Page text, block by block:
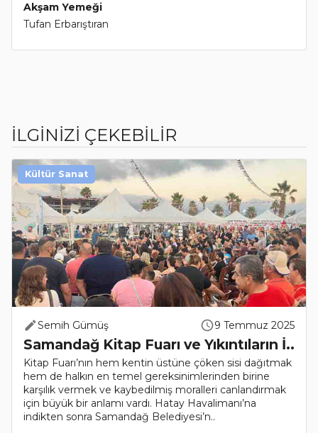
Akşam Yemeği
Tufan Erbarıştıran
İLGİNİZİ ÇEKEBİLİR
Semih Gümüş 9 Temmuz 2025
Samandağ Kitap Fuarı ve Yıkıntıların İ..
Kitap Fuarı’nın hem kentin üstüne çöken sisi dağıtmak
hem de halkın en temel gereksinimlerinden birine
karşılık vermek ve kaybedilmiş moralleri canlandırmak
için büyük bir anlamı vardı. Hatay Havalimanı’na
indikten sonra Samandağ Belediyesi’n..
Kültür Sanat